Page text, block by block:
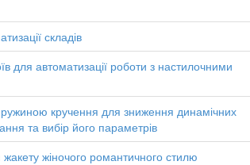
складів
для автоматизації роботи з настилочними
кручення для зниження динамічних
та вибір його параметрів
жіночого романтичного стилю